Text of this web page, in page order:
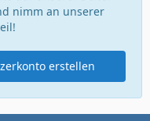
nimm an unserer
erstellen